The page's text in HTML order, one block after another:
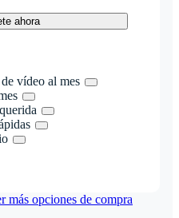
ahora
vídeo al mes
más opciones de compra